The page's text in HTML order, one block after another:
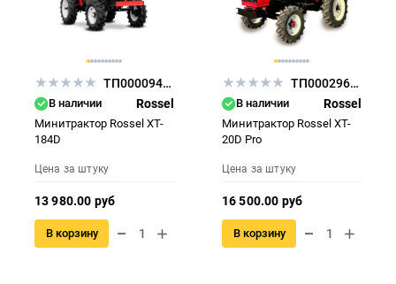
ТП000094342
В наличии Rossel
Минитрактор Rossel XT-
184D
Цена за штуку
13 980.00 руб
В корзину
ТП000296345
В наличии Rossel
Минитрактор Rossel ХT-
20D Pro
Цена за штуку
16 500.00 руб
В корзину